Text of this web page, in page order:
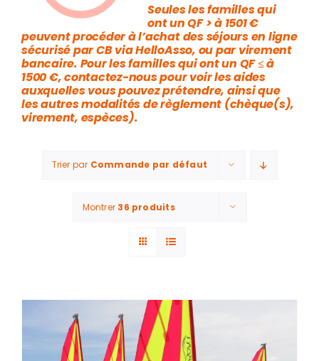
Seules les familles qui
ont un QF > à 1501 €
peuvent procéder à l’achat des séjours en ligne
sécurisé par CB via HelloAsso, ou par virement
bancaire. Pour les familles qui ont un QF ≤ à
1500 €, contactez-nous pour voir les aides
auxquelles vous pouvez prétendre, ainsi que
les autres modalités de règlement (chèque(s),
virement, espèces).
Trier par Commande par défaut
Montrer 36 produits